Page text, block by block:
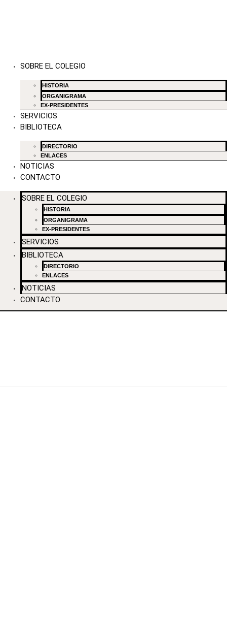
SOBRE EL COLEGIO
HISTORIA
ORGANIGRAMA
EX-PRESIDENTES
SERVICIOS
BIBLIOTECA
DIRECTORIO
ENLACES
NOTICIAS
CONTACTO
SOBRE EL COLEGIO
HISTORIA
ORGANIGRAMA
EX-PRESIDENTES
SERVICIOS
BIBLIOTECA
DIRECTORIO
ENLACES
NOTICIAS
CONTACTO